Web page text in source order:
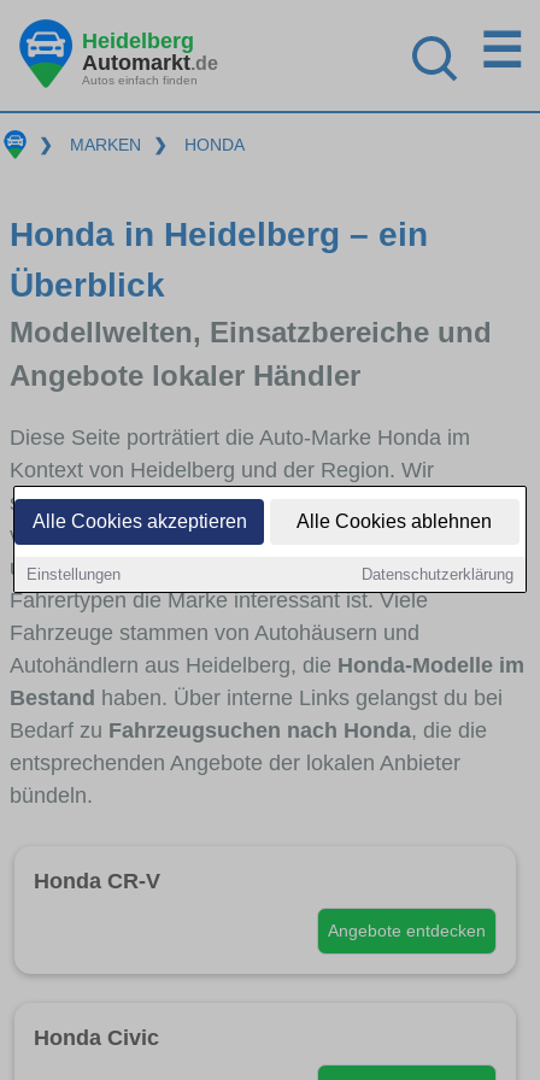
Alle Cookies akzeptieren Alle Cookies ablehnen
Einstellungen Datenschutzerklärung
Heidelberg
Automarkt.de
Autos einfach finden
☰
❯ MARKEN ❯ HONDA
Honda in Heidelberg – ein
Überblick
Modellwelten, Einsatzbereiche und
Angebote lokaler Händler
Diese Seite porträtiert die Auto-Marke Honda im
Kontext von Heidelberg und der Region. Wir
skizzieren, in welchen Fahrzeugklassen Honda stark
vertreten ist, welche Modellreihen häufig im Stadt-
und Umlandverkehr zu sehen sind und für welche
Fahrertypen die Marke interessant ist. Viele
Fahrzeuge stammen von Autohäusern und
Autohändlern aus Heidelberg, die Honda-Modelle im
Bestand haben. Über interne Links gelangst du bei
Bedarf zu Fahrzeugsuchen nach Honda, die die
entsprechenden Angebote der lokalen Anbieter
bündeln.
Honda CR-V
Angebote entdecken
Honda Civic